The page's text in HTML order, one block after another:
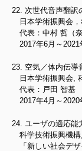
次世代音声翻訳
日本学術振興会，
代表：中村 哲（
2017年6月～2021
空気／体内伝導
日本学術振興会,
代表：戸田 智基
2017年4月～2020
ユーザの適応能
科学技術振興機構,
「新しい社会デザ